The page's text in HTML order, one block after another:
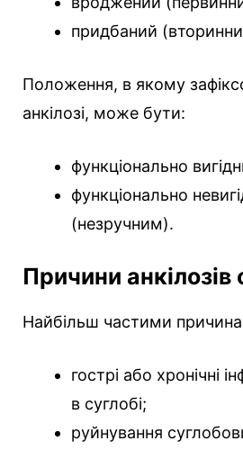
придбаний
Положення, в якому
анкілозі, може бути:
функціонально
функціонально
(незручним).
Причини анкілозів
Найбільш частими
гострі або хронічні
в суглобі;
руйнування